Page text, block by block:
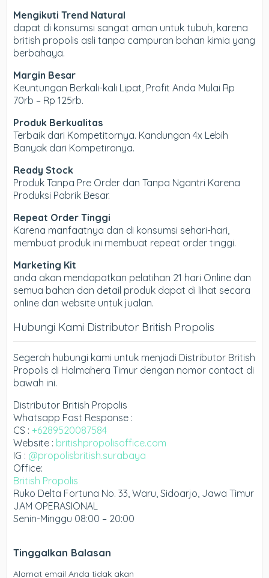
Mengikuti Trend Natural
dapat di konsumsi sangat aman untuk tubuh, karena
british propolis asli tanpa campuran bahan kimia yang
berbahaya.
Margin Besar
Keuntungan Berkali-kali Lipat, Profit Anda Mulai Rp
70rb – Rp 125rb.
Produk Berkualitas
Terbaik dari Kompetitornya. Kandungan 4x Lebih
Banyak dari Kompetironya.
Ready Stock
Produk Tanpa Pre Order dan Tanpa Ngantri Karena
Produksi Pabrik Besar.
Repeat Order Tinggi
Karena manfaatnya dan di konsumsi sehari-hari,
membuat produk ini membuat repeat order tinggi.
Marketing Kit
anda akan mendapatkan pelatihan 21 hari Online dan
semua bahan dan detail produk dapat di lihat secara
online dan website untuk jualan.
Hubungi Kami Distributor British Propolis
Segerah hubungi kami untuk menjadi Distributor British
Propolis di Halmahera Timur dengan nomor contact di
bawah ini.
Distributor British Propolis
Whatsapp Fast Response :
CS : +6289520087584
Website : britishpropolisoffice.com
IG : @propolisbritish.surabaya
Office:
British Propolis
Ruko Delta Fortuna No. 33, Waru, Sidoarjo, Jawa Timur
JAM OPERASIONAL
Senin-Minggu 08:00 – 20:00
Tinggalkan Balasan
Alamat email Anda tidak akan